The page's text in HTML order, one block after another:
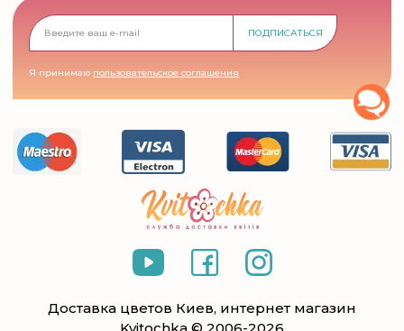
Доставка цветов Киев, интернет магазин
Kvitochka © 2006-2026
ПОДПИСАТЬСЯ
Я принимаю пользовательское соглашения